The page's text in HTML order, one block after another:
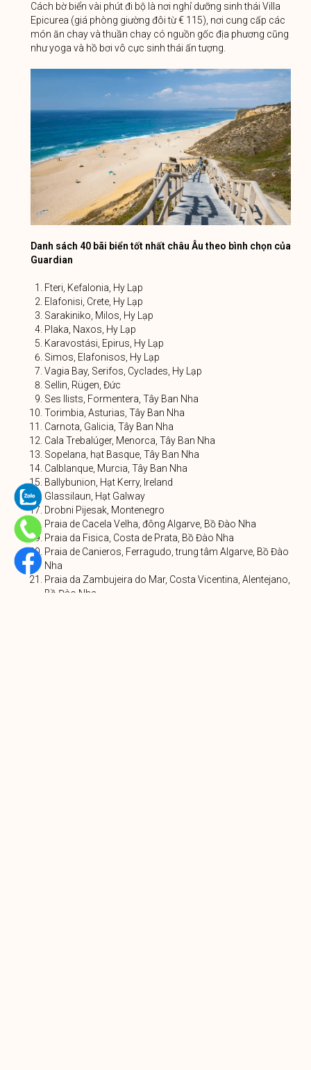
Cách bờ biển vài phút đi bộ là nơi nghỉ dưỡng sinh thái Villa
Epicurea (giá phòng giường đôi từ € 115), nơi cung cấp các
món ăn chay và thuần chay có nguồn gốc địa phương cũng
như yoga và hồ bơi vô cực sinh thái ấn tượng.
Danh sách 40 bãi biển tốt nhất châu Âu theo bình chọn của
Guardian
Fteri, Kefalonia, Hy Lạp
Elafonisi, Crete, Hy Lạp
Sarakiniko, Milos, Hy Lạp
Plaka, Naxos, Hy Lạp
Karavostási, Epirus, Hy Lạp
Simos, Elafonisos, Hy Lạp
Vagia Bay, Serifos, Cyclades, Hy Lạp
Sellin, Rügen, Đức
Ses Ilists, Formentera, Tây Ban Nha
Torimbia, Asturias, Tây Ban Nha
Carnota, Galicia, Tây Ban Nha
Cala Trebalúger, Menorca, Tây Ban Nha
Sopelana, hạt Basque, Tây Ban Nha
Calblanque, Murcia, Tây Ban Nha
Ballybunion, Hạt Kerry, Ireland
Glassilaun, Hạt Galway
Drobni Pijesak, Montenegro
Praia de Cacela Velha, đông Algarve, Bồ Đào Nha
Praia da Fisica, Costa de Prata, Bồ Đào Nha
Praia de Canieros, Ferragudo, trung tâm Algarve, Bồ Đào
Nha
Praia da Zambujeira do Mar, Costa Vicentina, Alentejano,
Bồ Đào Nha